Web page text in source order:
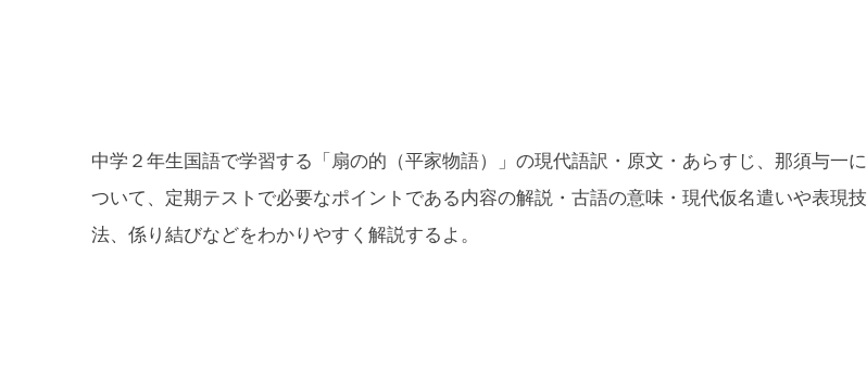
中学２年生国語で学習する「扇の的（平家物語）」の現代語訳・原文・あらすじ、那須与一に
ついて、定期テストで必要なポイントである内容の解説・古語の意味・現代仮名遣いや表現技
法、係り結びなどをわかりやすく解説するよ。